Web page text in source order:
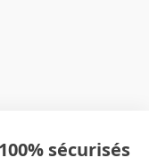
sécurisés